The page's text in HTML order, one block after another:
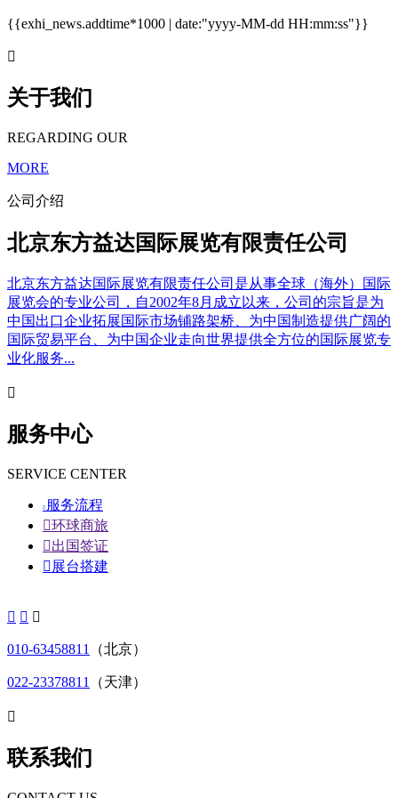
{{exhi_news.addtime*1000 | date:"yyyy-MM-dd HH:mm:ss"}}

关于我们
REGARDING OUR
MORE
公司介绍
北京东方益达国际展览有限责任公司
北京东方益达国际展览有限责任公司是从事全球（海外）国际
展览会的专业公司，自2002年8月成立以来，公司的宗旨是为
中国出口企业拓展国际市场铺路架桥、为中国制造提供广阔的
国际贸易平台、为中国企业走向世界提供全方位的国际展览专
业化服务...

服务中心
SERVICE CENTER
 服务流程
环球商旅
出国签证
 展台搭建
  
010-63458811 （北京）
022-23378811 （天津）

联系我们